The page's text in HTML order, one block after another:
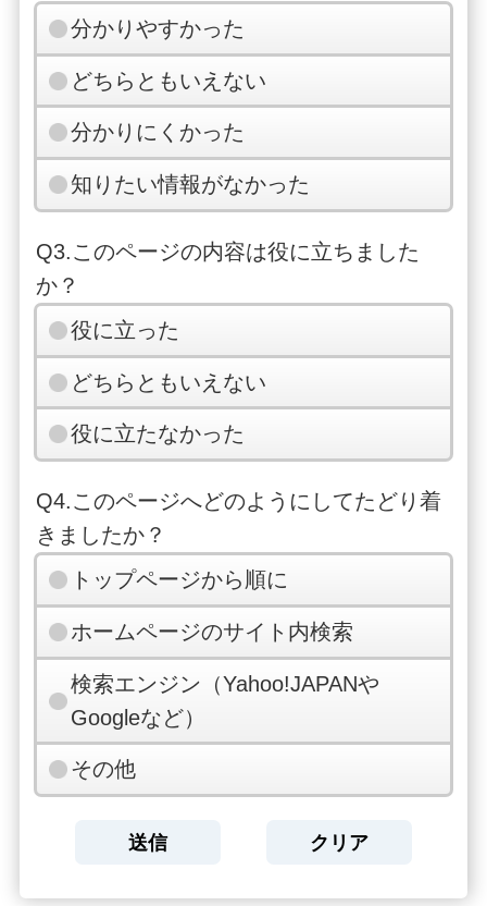
分かりやすかった
どちらともいえない
分かりにくかった
知りたい情報がなかった
Q3.このページの内容は役に立ちました
か？
役に立った
どちらともいえない
役に立たなかった
Q4.このページへどのようにしてたどり着
きましたか？
トップページから順に
ホームページのサイト内検索
検索エンジン（Yahoo!JAPANや
Googleなど）
その他